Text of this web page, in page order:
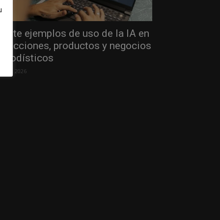
ejemplos de uso de la IA en
productos y negocios
julio, 2026